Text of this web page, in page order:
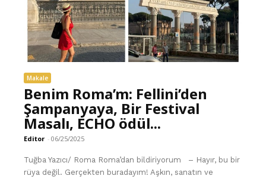
Makale
Benim Roma’m: Fellini’den
Şampanyaya, Bir Festival
Masalı, ECHO ödül...
Editor - 06/25/2025
Tuğba Yazıcı/ Roma Roma’dan bildiriyorum – Hayır, bu bir
rüya değil. Gerçekten buradayım! Aşkın, sanatın ve